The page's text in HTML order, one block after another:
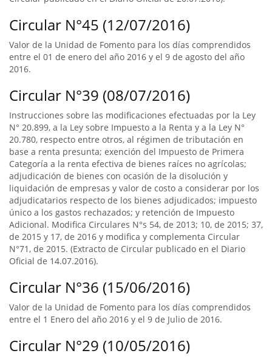
Circular N°45 (12/07/2016)
Valor de la Unidad de Fomento para los días comprendidos
entre el 01 de enero del año 2016 y el 9 de agosto del año
2016.
Circular N°39 (08/07/2016)
Instrucciones sobre las modificaciones efectuadas por la Ley
N° 20.899, a la Ley sobre Impuesto a la Renta y a la Ley N°
20.780, respecto entre otros, al régimen de tributación en
base a renta presunta; exención del Impuesto de Primera
Categoría a la renta efectiva de bienes raíces no agrícolas;
adjudicación de bienes con ocasión de la disolución y
liquidación de empresas y valor de costo a considerar por los
adjudicatarios respecto de los bienes adjudicados; impuesto
único a los gastos rechazados; y retención de Impuesto
Adicional. Modifica Circulares N°s 54, de 2013; 10, de 2015; 37,
de 2015 y 17, de 2016 y modifica y complementa Circular
N°71, de 2015. (Extracto de Circular publicado en el Diario
Oficial de 14.07.2016).
Circular N°36 (15/06/2016)
Valor de la Unidad de Fomento para los días comprendidos
entre el 1 Enero del año 2016 y el 9 de Julio de 2016.
Circular N°29 (10/05/2016)